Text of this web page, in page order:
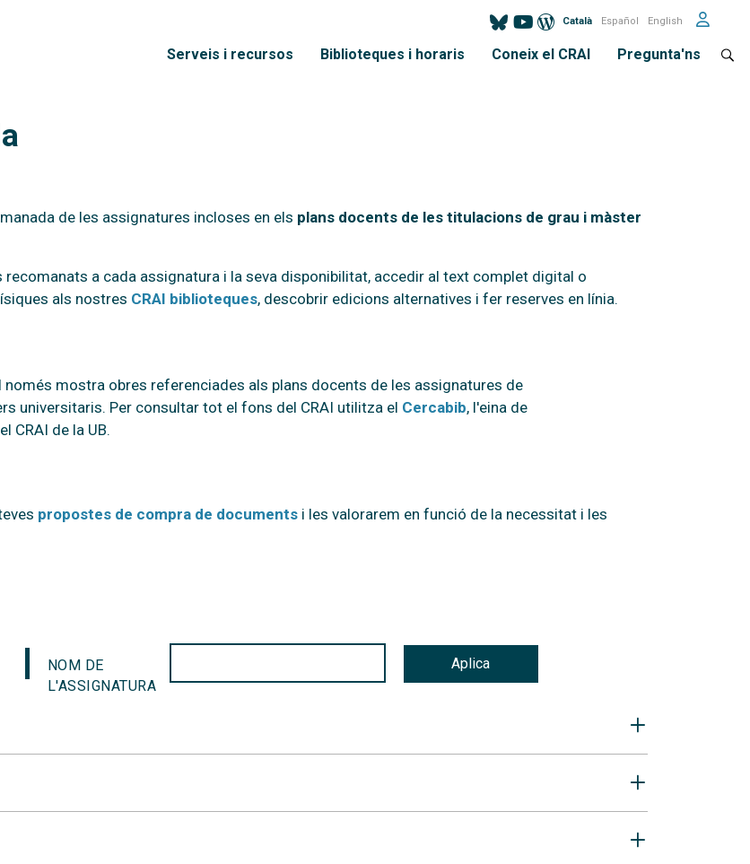
Català Español English
Menú principal
Serveis i recursos Biblioteques i horaris Coneix el CRAI Pregunta'ns
de les assignatures incloses en els plans docents de les titulacions de grau i màster
a cada assignatura i la seva disponibilitat, accedir al text complet digital o
als nostres CRAI biblioteques, descobrir edicions alternatives i fer reserves en línia.
mostra obres referenciades als plans docents de les assignatures de
universitaris. Per consultar tot el fons del CRAI utilitza el Cercabib, l'eina de
CRAI de la UB.
propostes de compra de documents i les valorarem en funció de la necessitat i les
NOM DE
L'ASSIGNATURA
Aplica